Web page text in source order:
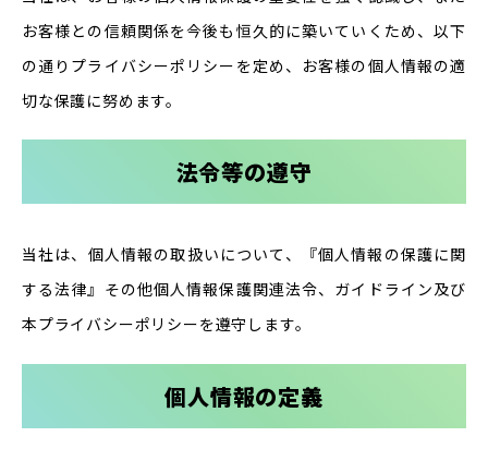
お客様との信頼関係を今後も恒久的に築いていくため、以下
の通りプライバシーポリシーを定め、お客様の個人情報の適
切な保護に努めます。
法令等の遵守
当社は、個人情報の取扱いについて、『個人情報の保護に関
する法律』その他個人情報保護関連法令、ガイドライン及び
本プライバシーポリシーを遵守します。
個人情報の定義